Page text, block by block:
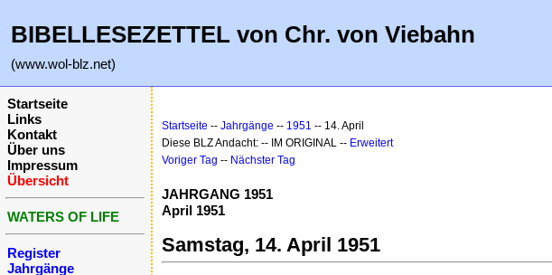
BIBELLESEZETTEL von Chr. von Viebahn
(www.wol-blz.net)
Startseite
Links
Kontakt
Über uns
Impressum
Übersicht
WATERS OF LIFE
Register
Jahrgänge
Startseite -- Jahrgänge -- 1951 -- 14. April
Diese BLZ Andacht: -- IM ORIGINAL -- Erweitert
Voriger Tag -- Nächster Tag
JAHRGANG 1951
April 1951
Samstag, 14. April 1951